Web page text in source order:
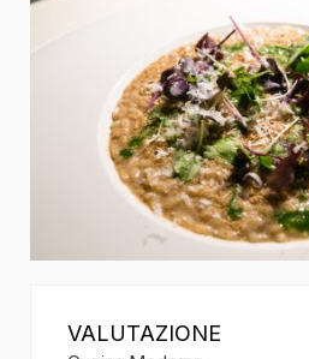
VALUTAZIONE